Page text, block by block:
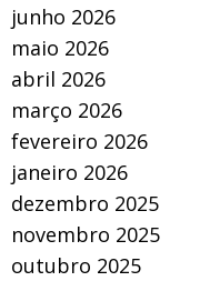
junho 2026
maio 2026
abril 2026
março 2026
fevereiro 2026
janeiro 2026
dezembro 2025
novembro 2025
outubro 2025